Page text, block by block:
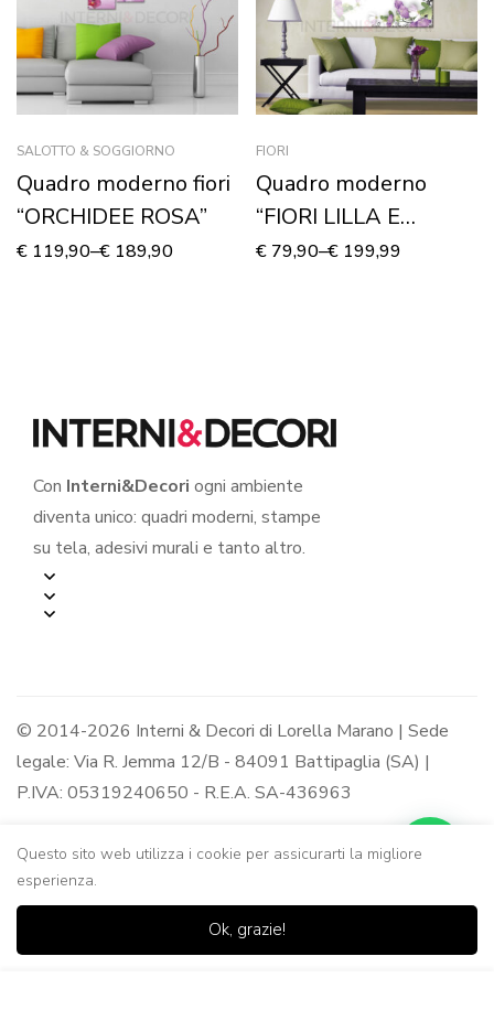
SALOTTO & SOGGIORNO
Quadro moderno fiori
“ORCHIDEE ROSA”
€ 119,90–€ 189,90
FIORI
Quadro moderno
“FIORI LILLA E
DECORI”
€ 79,90–€ 199,99
Con Interni&Decori ogni ambiente
diventa unico: quadri moderni, stampe
su tela, adesivi murali e tanto altro.
© 2014-2026 Interni & Decori di Lorella Marano | Sede
legale: Via R. Jemma 12/B - 84091 Battipaglia (SA) |
P.IVA: 05319240650 - R.E.A. SA-436963
Questo sito web utilizza i cookie per assicurarti la migliore
esperienza.
Ok, grazie!
Casa Negozio
0
Lista dei Carrello Ricerca